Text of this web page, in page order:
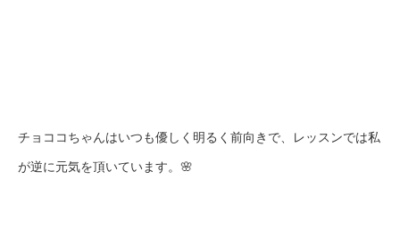
チョココちゃんはいつも優しく明るく前向きで、レッスンでは私
が逆に元気を頂いています。🌸